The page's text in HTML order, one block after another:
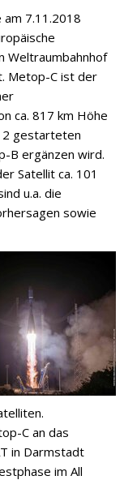
7.11.2018
Weltraumbahnhof
Metop-C ist der
ca. 817 km Höhe
gestarteten
B ergänzen wird.
Satellit ca. 101
u.a. die
sowie
C an das
in Darmstadt
im All